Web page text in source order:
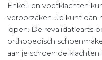
Enkel- en voetklachten
veroorzaken. Je kunt dan
lopen. De revalidatiearts
orthopedisch
aan je schoen de